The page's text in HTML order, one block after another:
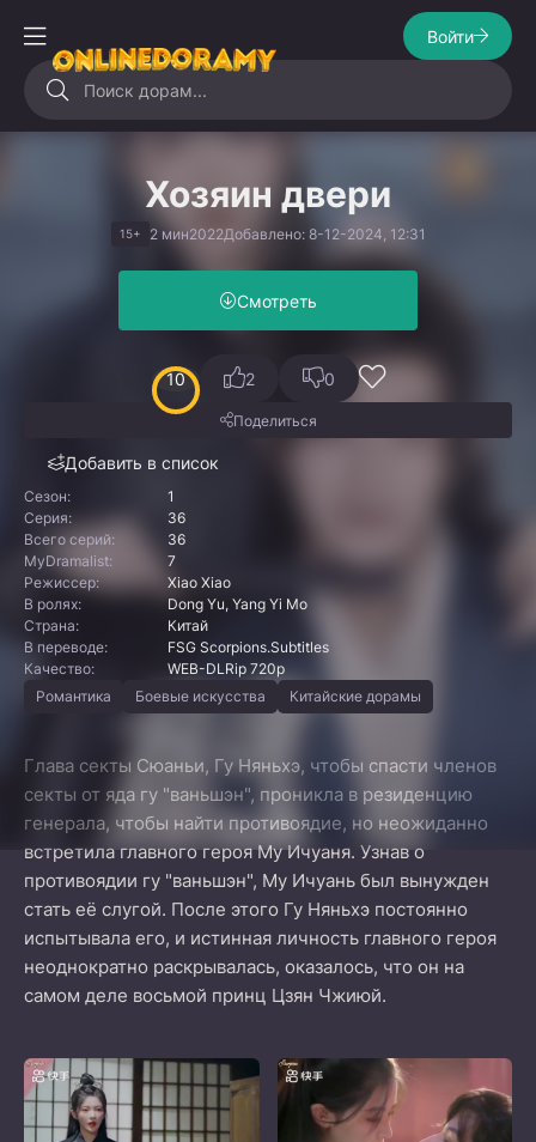
Войти
Хозяин двери
15+ 2 мин2022Добавлено: 8-12-2024, 12:31
Смотреть
10
Добавить в список
2 0
Поделиться
Сезон:
1
Серия:
36
Всего серий:
36
MyDramalist:
7
Режиссер:
Xiao Xiao
В ролях:
Dong Yu, Yang Yi Mo
Страна:
Китай
В переводе:
FSG Scorpions.Subtitles
Качество:
WEB-DLRip 720p
Романтика
Боевые искусства Китайские дорамы
Глава секты Сюаньи, Гу Няньхэ, чтобы спасти членов
секты от яда гу "ваньшэн", проникла в резиденцию
генерала, чтобы найти противоядие, но неожиданно
встретила главного героя Му Ичуаня. Узнав о
противоядии гу "ваньшэн", Му Ичуань был вынужден
стать её слугой. После этого Гу Няньхэ постоянно
испытывала его, и истинная личность главного героя
неоднократно раскрывалась, оказалось, что он на
самом деле восьмой принц Цзян Чжиюй.